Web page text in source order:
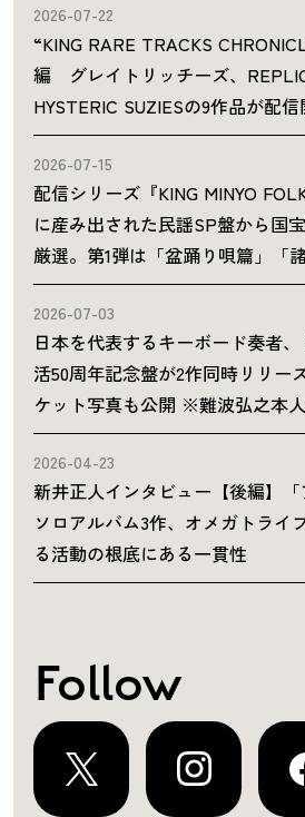
2026-07-22
“KING RARE TRACKS
編 グレイトリッチーズ、
HYSTERIC SUZIESの9作品が配信
2026-07-15
配信シリーズ『KING MINYO
に産み出された民謡SP盤から国
厳選。第1弾は「盆踊り唄篇」「
2026-07-03
日本を代表するキーボード奏者
活50周年記念盤が2作同時リリー
ケット写真も公開 ※難波弘之本
2026-04-23
新井正人インタビュー【後編】「
ソロアルバム3作、オメガトラ
る活動の根底にある一貫性
Follow